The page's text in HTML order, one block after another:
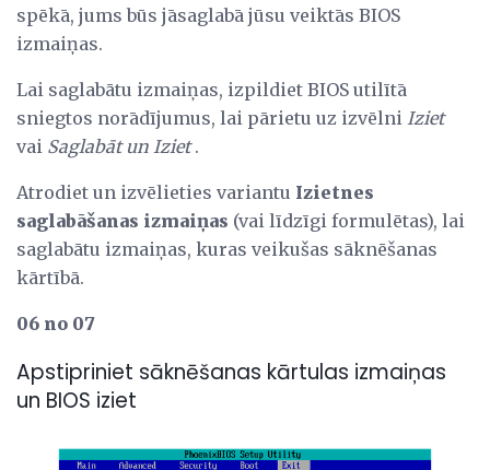
spēkā, jums būs jāsaglabā jūsu veiktās BIOS
izmaiņas.
Lai saglabātu izmaiņas, izpildiet BIOS utilītā
sniegtos norādījumus, lai pārietu uz izvēlni Iziet
vai Saglabāt un Iziet.
Atrodiet un izvēlieties variantu Izietnes
saglabāšanas izmaiņas (vai līdzīgi formulētas), lai
saglabātu izmaiņas, kuras veikušas sāknēšanas
kārtībā.
06 no 07
Apstipriniet sāknēšanas kārtulas izmaiņas
un BIOS iziet